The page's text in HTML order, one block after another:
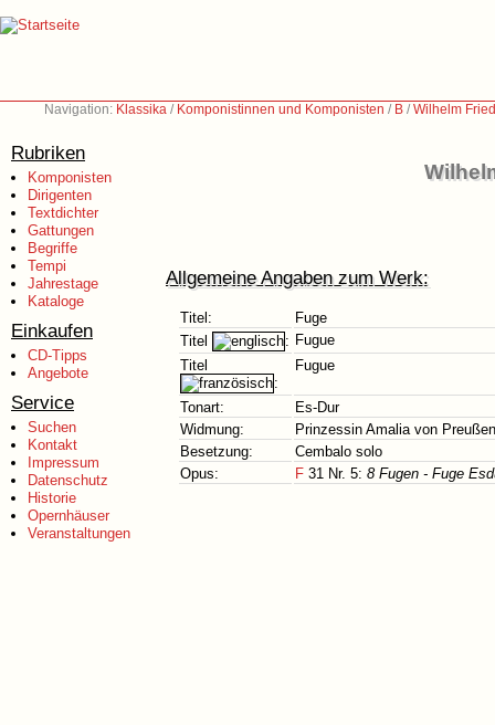
Navigation: Klassika / Komponistinnen und Komponisten / B /Wilhelm
Rubriken
Komponisten
Dirigenten
Textdichter
Gattungen
Begriffe
Tempi
Jahrestage
Kataloge
Einkaufen
CD-Tipps
Angebote
Service
Suchen
Kontakt
Impressum
Datenschutz
Historie
Opernhäuser
Veranstaltungen
Allgemeine Angaben zum Werk:
Titel:
Fuge
Titel
: Fugue
Titel
:
Fugue
Tonart:
Es-Dur
Widmung:
Prinzessin Amalia von Preußen
Besetzung:
Cembalo solo
Opus:
F 31 Nr. 5: 8 Fugen - Fuge